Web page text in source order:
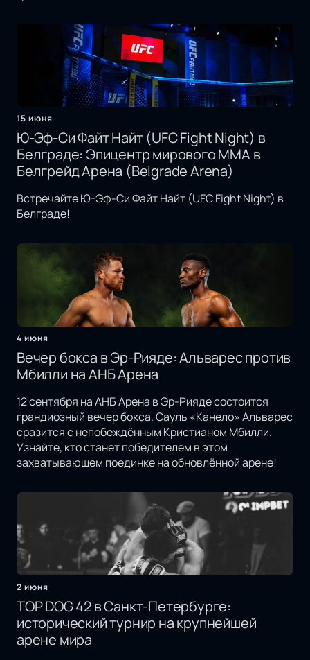
15 июня
Ю-Эф-Си Файт Найт (UFC Fight Night) в
Белграде: Эпицентр мирового MMA в
Белгрейд Арена (Belgrade Arena)
Встречайте Ю-Эф-Си Файт Найт (UFC Fight Night) в
Белграде!
4 июня
Вечер бокса в Эр-Рияде: Альварес против
Мбилли на АНБ Арена
12 сентября на АНБ Арена в Эр-Рияде состоится
грандиозный вечер бокса. Сауль «Канело» Альварес
сразится с непобеждённым Кристианом Мбилли.
Узнайте, кто станет победителем в этом
захватывающем поединке на обновлённой арене!
2 июня
TOP DOG 42 в Санкт-Петербурге:
исторический турнир на крупнейшей
арене мира